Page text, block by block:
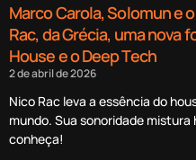
Marco Carola, Solomun e
Rac, da Grécia, uma nova
House e o Deep Tech
2 de abril de 2026
Nico Rac leva a essência do
mundo. Sua sonoridade
conheça!